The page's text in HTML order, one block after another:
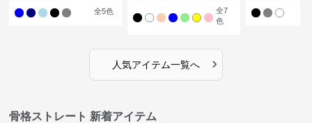
全5色 全7
色
人気アイテム一覧へ ›
骨格ストレート 新着アイテム